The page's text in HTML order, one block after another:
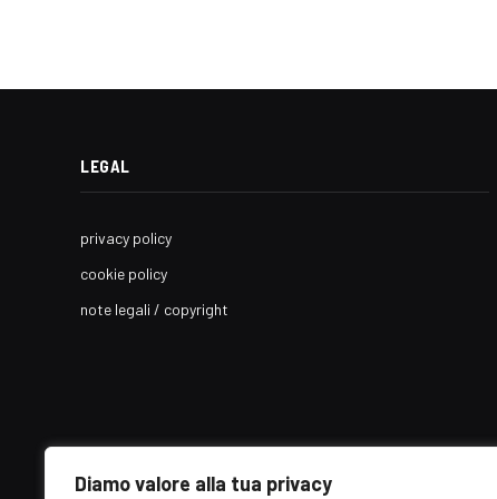
Diamo valore alla tua privacy
LEGAL
privacy policy
cookie policy
note legali / copyright